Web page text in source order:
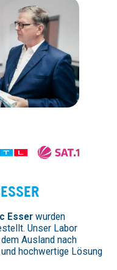
Esser wurden
Unser Labor
Ausland nach
hochwertige Lösung